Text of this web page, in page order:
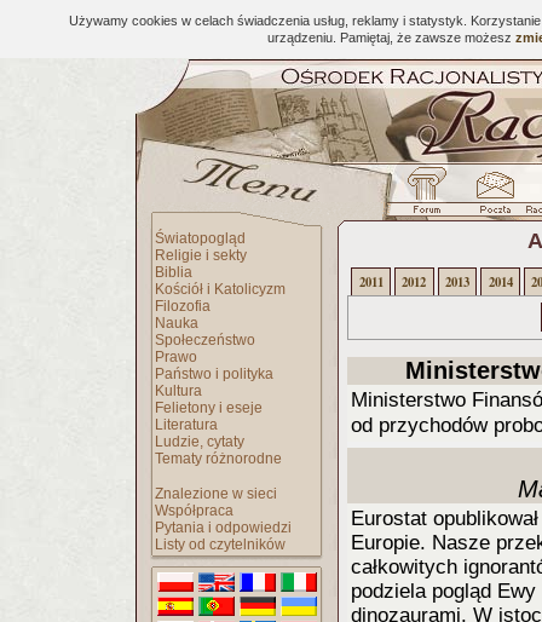
Używamy cookies w celach świadczenia usług, reklamy i statystyk.
urządzeniu. Pamiętaj, że zawsze możesz
Światopogląd
Religie i sekty
Biblia
Kościół i Katolicyzm
Filozofia
Nauka
Społeczeństwo
Prawo
Państwo i polityka
Kultura
Felietony i eseje
Literatura
Ludzie, cytaty
Tematy różnorodne
Znalezione w sieci
Współpraca
Pytania i odpowiedzi
Listy od czytelników
2011 2012 2013 2014
Ministerstwo
od przychodów
Eurostat
Europie. Nasze
całkowitych
podziela pogląd
dinozaurami. W